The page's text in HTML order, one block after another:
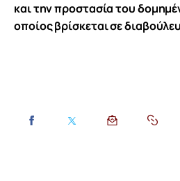
και την προστασία του
οποίος βρίσκεται σε